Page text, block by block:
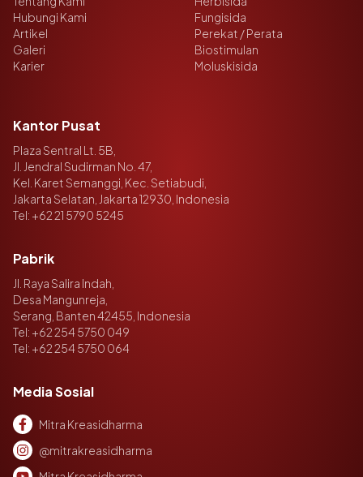
Hubungi Kami
Artikel
Galeri
Karier
Fungisida
Perekat / Perata
Biostimulan
Moluskisida
Kantor Pusat
Plaza Sentral Lt. 5B,
Jl. Jendral Sudirman No. 47,
Kel. Karet Semanggi, Kec. Setiabudi,
Jakarta Selatan, Jakarta 12930, Indonesia
Tel: +62 21 5790 5245
Pabrik
Jl. Raya Salira Indah,
Desa Mangunreja,
Serang, Banten 42455, Indonesia
Tel: +62 254 5750 049
Tel: +62 254 5750 064
Media Sosial
Mitra Kreasidharma
@mitrakreasidharma